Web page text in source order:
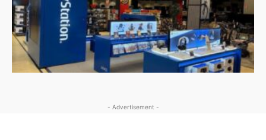
- Advertisement -